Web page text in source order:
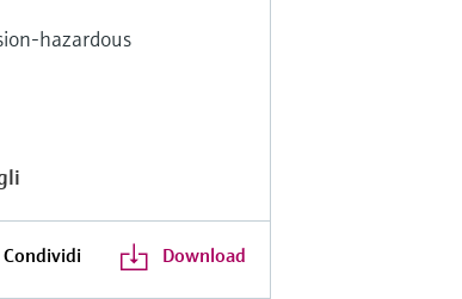
hazardous
Condividi Download